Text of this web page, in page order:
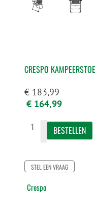
CRESPO
€ 183,99
€ 164,99
STEL EEN VRAAG
Crespo